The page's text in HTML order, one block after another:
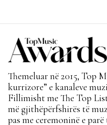
Themeluar në 2015, Top
kurrizore” e kanaleve
Fillimisht me The Top
më gjithëpërfshirës të
pas me ceremoninë e